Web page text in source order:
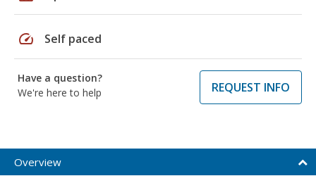
speed Self paced
Have a question?
We're here to help
REQUEST INFO
Overview